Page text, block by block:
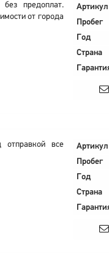
предоплат.
от города
Артикул
Пробег
Год
Страна
все
Артикул
Пробег
Год
Страна